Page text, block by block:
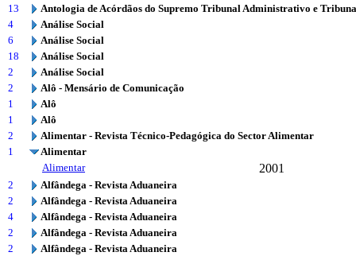
13
Antologia de Acórdãos do Supremo Tribunal Administrativo e
4
Análise Social
6
Análise Social
18
Análise Social
2
Análise Social
2
Alô - Mensário de Comunicação
1
Alô
1
Alô
2
Alimentar - Revista Técnico-Pedagógica do Sector Alimentar
1
Alimentar
Alimentar
2001
2
Alfândega - Revista Aduaneira
2
Alfândega - Revista Aduaneira
4
Alfândega - Revista Aduaneira
2
Alfândega - Revista Aduaneira
2
Alfândega - Revista Aduaneira